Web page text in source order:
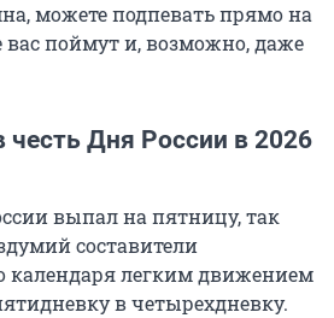
можете подпевать прямо на
поймут и, возможно, даже
Дня России в 2026
выпал на пятницу, так
составители
календаря легким движением
в четырехдневку.